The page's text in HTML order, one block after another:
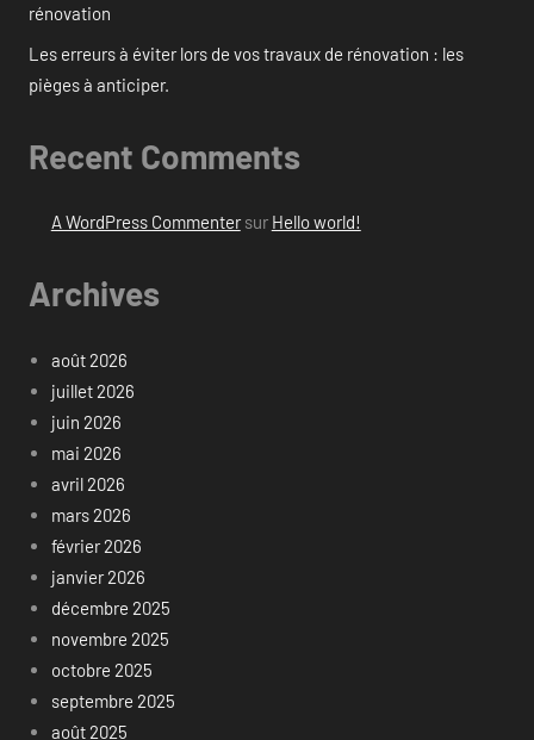
rénovation
Les erreurs à éviter lors de vos travaux de rénovation : les
pièges à anticiper.
Recent Comments
A WordPress Commentersur Hello world!
Archives
août 2026
juillet 2026
juin 2026
mai 2026
avril 2026
mars 2026
février 2026
janvier 2026
décembre 2025
novembre 2025
octobre 2025
septembre 2025
août 2025